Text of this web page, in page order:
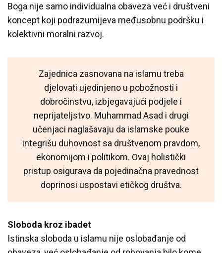
Boga nije samo individualna obaveza već i društveni
koncept koji podrazumijeva međusobnu podršku i
kolektivni moralni razvoj.
Zajednica zasnovana na islamu treba
djelovati ujedinjeno u pobožnosti i
dobročinstvu, izbjegavajući podjele i
neprijateljstvo. Muhammad Asad i drugi
učenjaci naglašavaju da islamske pouke
integrišu duhovnost sa društvenom pravdom,
ekonomijom i politikom. Ovaj holistički
pristup osigurava da pojedinačna pravednost
doprinosi uspostavi etičkog društva.
Sloboda kroz ibadet
Istinska sloboda u islamu nije oslobađanje od